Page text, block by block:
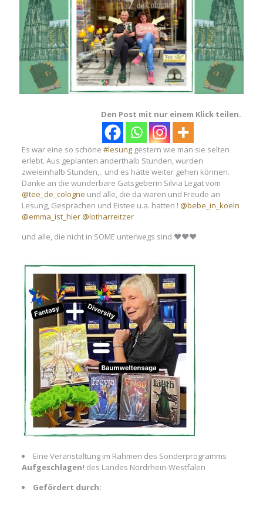
Den Post mit nur einem Klick teilen.
Es war eine so schöne #lesunggestern wie man sie selten
erlebt. Aus geplanten anderthalb Stunden, wurden
zweieinhalb Stunden,.. und es hätte weiter gehen können.
Danke an die wunderbare Gatsgeberin Silvia Legat vom
@tee_de_cologne und alle, die da waren und Freude an
Lesung, Gesprächen und Eistee u.a. hatten ! @bebe_in_koeln
@emma_ist_hier@lotharreitzer
und alle, die nicht in SOME unterwegs sind ❤️❤️❤️
Eine Veranstaltung im Rahmen des Sonderprogramms
Aufgeschlagen! des Landes Nordrhein-Westfalen
Gefördert durch: